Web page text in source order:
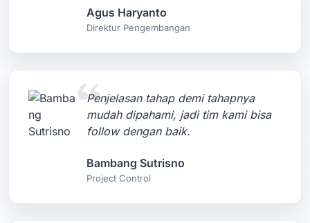
Agus Haryanto
Direktur Pengembangan
Penjelasan tahap demi tahapnya
mudah dipahami, jadi tim kami bisa
follow dengan baik.
Bambang Sutrisno
Project Control